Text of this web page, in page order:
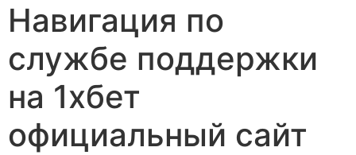
Навигация по
службе поддержки
на 1хбет
официальный сайт